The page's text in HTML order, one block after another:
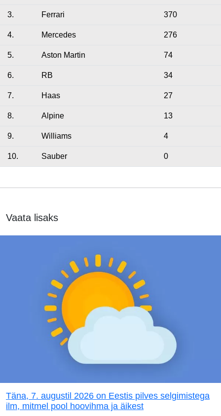
3. Ferrari 370
4. Mercedes 276
5. Aston Martin 74
6. RB 34
7. Haas 27
8. Alpine 13
9. Williams 4
10. Sauber 0
Vaata lisaks
Täna, 7. augustil 2026 on Eestis pilves selgimistega
ilm, mitmel pool hoovihma ja äikest